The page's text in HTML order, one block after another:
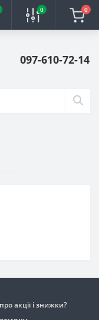
0 0
097-610-72-14
акції і знижки?